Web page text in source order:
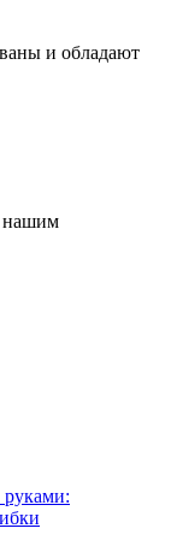
и обладают
нашим